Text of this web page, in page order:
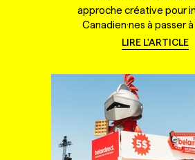
approche créative pour
Canadien·nes à passer
LIRE L'ARTICLE